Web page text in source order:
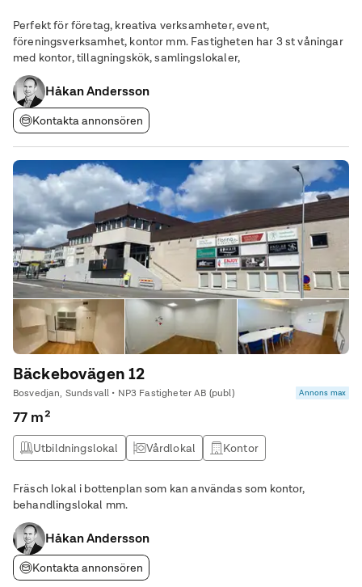
Perfekt för företag, kreativa verksamheter, event,
föreningsverksamhet, kontor mm. Fastigheten har 3 st våningar
med kontor, tillagningskök, samlingslokaler,
Håkan Andersson
Kontakta annonsören
Bäckebovägen 12
Bosvedjan, Sundsvall • NP3 Fastigheter AB (publ) Annons max
77 m²
Utbildningslokal Vårdlokal
Kontor
Fräsch lokal i bottenplan som kan användas som kontor,
behandlingslokal mm.
Håkan Andersson
Kontakta annonsören